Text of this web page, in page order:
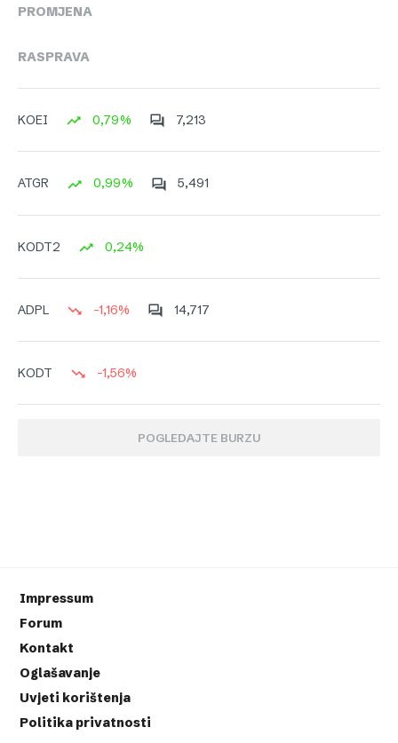
PROMJENA
RASPRAVA
KOEI 0,79% 7,213
ATGR 0,99% 5,491
KODT2 0,24%
ADPL -1,16% 14,717
KODT -1,56%
POGLEDAJTE BURZU
Impressum
Forum
Kontakt
Oglašavanje
Uvjeti korištenja
Politika privatnosti